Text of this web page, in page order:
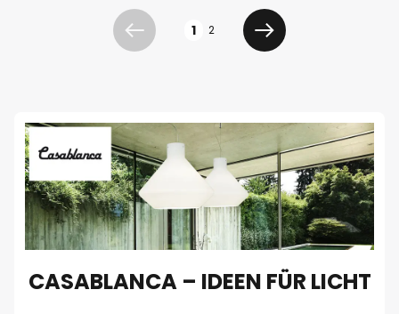
Zurück 1 2
Weiter
CASABLANCA – IDEEN FÜR LICHT